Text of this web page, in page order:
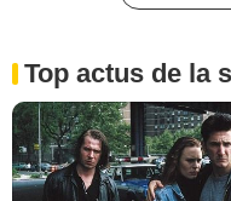
Top actus de la